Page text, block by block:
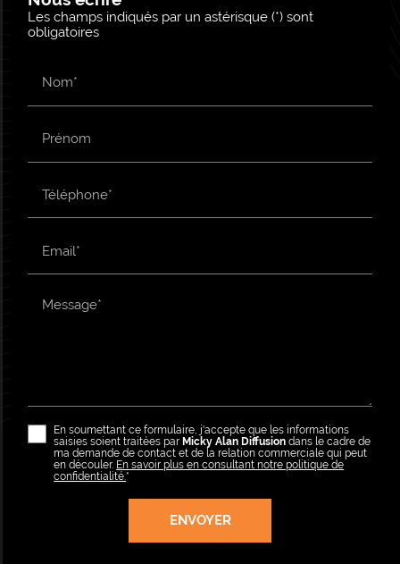
Les champs indiqués par un astérisque (*) sont
obligatoires
Nom*
Prénom
Téléphone*
Email*
Message*
En soumettant ce formulaire, j'accepte que les informations
saisies soient traitées par Micky Alan Diffusion dans le cadre de
ma demande de contact et de la relation commerciale qui peut
en découler. En savoir plus en consultant notre politique de
confidentialité.*